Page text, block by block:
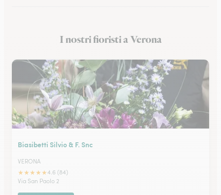
Fioristi a LegnagoI nostri fioristi a Verona
Biasibetti Silvio & F. Snc
VERONA
★★★★★4.6 (84)
Via San Paolo 2